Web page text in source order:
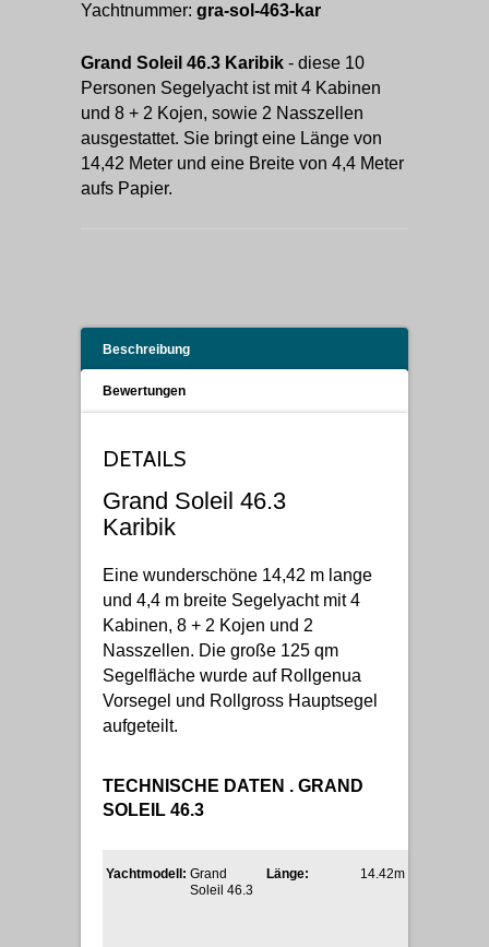
Yachtnummer: gra-sol-463-kar
Grand Soleil 46.3 Karibik - diese 10
Personen Segelyacht ist mit 4 Kabinen
und 8 + 2 Kojen, sowie 2 Nasszellen
ausgestattet. Sie bringt eine Länge von
14,42 Meter und eine Breite von 4,4 Meter
aufs Papier.
Beschreibung
Bewertungen
DETAILS
Grand Soleil 46.3
Karibik
Eine wunderschöne 14,42 m lange
und 4,4 m breite Segelyacht mit 4
Kabinen, 8 + 2 Kojen und 2
Nasszellen. Die große 125 qm
Segelfläche wurde auf Rollgenua
Vorsegel und Rollgross Hauptsegel
aufgeteilt.
TECHNISCHE DATEN . GRAND
SOLEIL 46.3
Yachtmodell: Grand
Soleil 46.3
Länge: 14.42m